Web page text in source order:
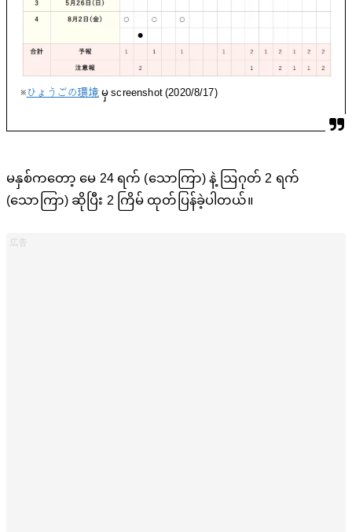
※ひょうごの環境မှ screenshot (2020/8/17)
မနှစ်ကတော့ မေ 24 ရက် (သောကြာ) နဲ့ ဩဂုတ် 2 ရက်
(သောကြာ) ဆိုပြီး 2 ကြိမ် ထုတ်ပြန်ခဲ့ပါတယ်။